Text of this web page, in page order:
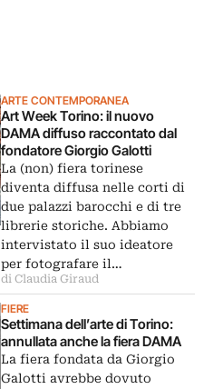
ARTE CONTEMPORANEA
Art Week Torino: il nuovo
DAMA diffuso raccontato dal
fondatore Giorgio Galotti
La (non) fiera torinese
diventa diffusa nelle corti di
due palazzi barocchi e di tre
librerie storiche. Abbiamo
intervistato il suo ideatore
per fotografare il…
di Claudia Giraud
FIERE
Settimana dell’arte di Torino:
annullata anche la fiera DAMA
La fiera fondata da Giorgio
Galotti avrebbe dovuto